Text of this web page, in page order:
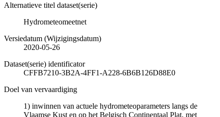
Alternatieve titel dataset(serie)
Hydrometeomeetnet
Versiedatum (Wijzigingsdatum)
2020-05-26
Dataset(serie) identificator
CFFB7210-3B2A-4FF1-A228-6B6B126D88E0
Doel van vervaardiging
1) inwinnen van actuele hydrometeoparameters langs de
Vlaamse Kust en op het Belgisch Continentaal Plat, met